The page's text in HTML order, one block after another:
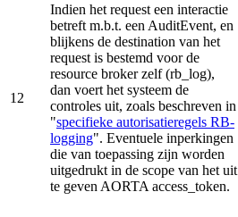
12
Indien het request een interactie
betreft m.b.t. een AuditEvent, en
blijkens de destination van het
request is bestemd voor de
resource broker zelf (rb_log),
dan voert het systeem de
controles uit, zoals beschreven in
"specifieke autorisatieregels RB-
logging". Eventuele inperkingen
die van toepassing zijn worden
uitgedrukt in de scope van het uit
te geven AORTA access_token.